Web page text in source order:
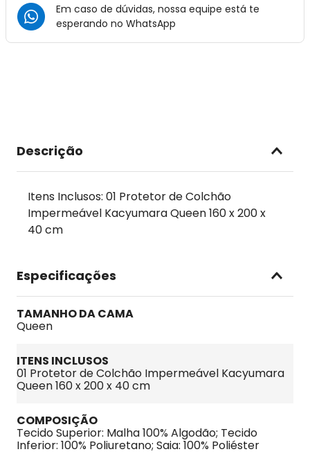
Em caso de dúvidas, nossa equipe está te
esperando no WhatsApp
Descrição
Itens Inclusos: 01 Protetor de Colchão
Impermeável Kacyumara Queen 160 x 200 x
40 cm
Especificações
TAMANHO DA CAMA
Queen
ITENS INCLUSOS
01 Protetor de Colchão Impermeável Kacyumara
Queen 160 x 200 x 40 cm
COMPOSIÇÃO
Tecido Superior: Malha 100% Algodão; Tecido
Inferior: 100% Poliuretano; Saia: 100% Poliéster